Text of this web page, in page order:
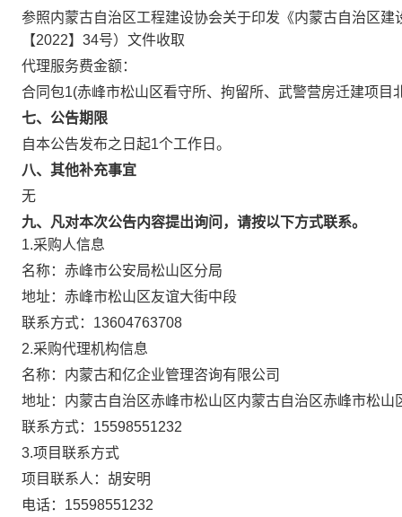
参照内蒙古自治区工程建设协会关于印发《内蒙古自治区
【2022】34号）文件收取
代理服务费金额：
合同包1(赤峰市松山区看守所、拘留所、武警营房迁建项目
七、公告期限
自本公告发布之日起1个工作日。
八、其他补充事宜
无
九、凡对本次公告内容提出询问，请按以下方式联系。
1.采购人信息
名称： 赤峰市公安局松山区分局
地址： 赤峰市松山区友谊大街中段
联系方式： 13604763708
2.采购代理机构信息
名称： 内蒙古和亿企业管理咨询有限公司
地址： 内蒙古自治区赤峰市松山区内蒙古自治区赤峰市松
联系方式： 15598551232
3.项目联系方式
项目联系人： 胡安明
电话： 15598551232